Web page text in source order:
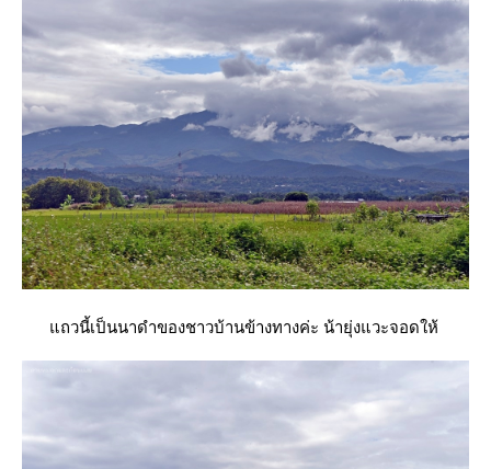
ถวนี้เป็นนาดำของชาวบ้านข้างทางค่ะ น้ายุ่งแวะจอดให้